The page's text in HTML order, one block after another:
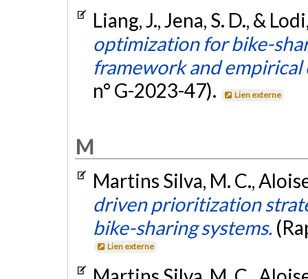
Liang, J., Jena, S. D., &
optimization for bike-
framework and
n° G-2023-47).
Lien externe
M
Martins Silva, M. C.,
driven prioritization
bike-sharing systems.
Lien externe